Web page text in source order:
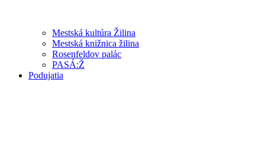
Mestská kultúra Žilina
Mestská knižnica žilina
Rosenfeldov palác
PASÁ:Ž
Podujatia